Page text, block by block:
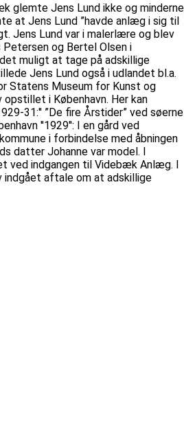
glemte Jens Lund ikke og minderne
at Jens Lund ”havde anlæg i sig til
Jens Lund var i malerlære og blev
og Bertel Olsen i
muligt at tage på adskillige
Jens Lund også i udlandet bl.a.
Statens Museum for Kunst og
i København. Her kan
31:'' ”De fire Årstider” ved søerne
''1929'': I en gård ved
i forbindelse med åbningen
datter Johanne var model. I
ved indgangen til Videbæk Anlæg. I
indgået aftale om at adskillige